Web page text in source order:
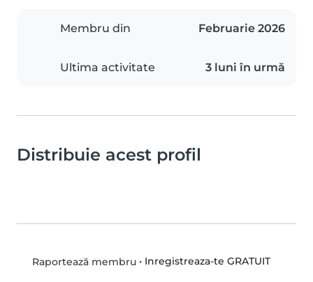
Membru din Februarie 2026
Ultima activitate 3 luni în urmă
Distribuie acest profil
Raportează membru• Inregistreaza-te GRATUIT